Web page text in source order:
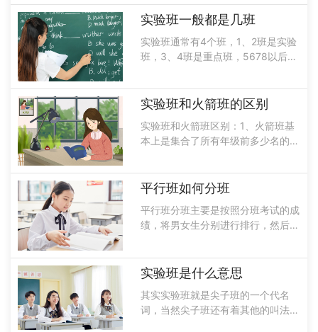
验班基本上都是本年级学习非常好的
地，因此......
实验班一般都是几班
实验班通常有4个班，1、2班是实验
班，3、4班是重点班，5678以后的
的一个代名词，就是将同年级里学习
比较好的学生放在一个班，由年富力
验......
实验班和火箭班的区别
实验班和火箭班区别：1、火箭班基
本上是集合了所有年级前多少名的学
度比较快，而且作业量比较大，考试
是比较频繁的，可以说火箭班是学校
教学经验......
平行班如何分班
平行班分班主要是按照分班考试的成
绩，将男女生分别进行排行，然后再
样可以力求各班的起点相似，同时学
讲竞争压......
实验班是什么意思
其实实验班就是尖子班的一个代名
词，当然尖子班还有着其他的叫法，